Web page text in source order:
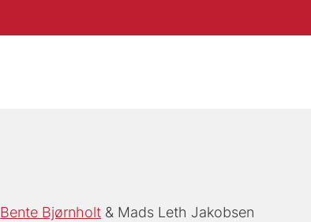
Bente Bjørnholt Mads Leth Jakobsen